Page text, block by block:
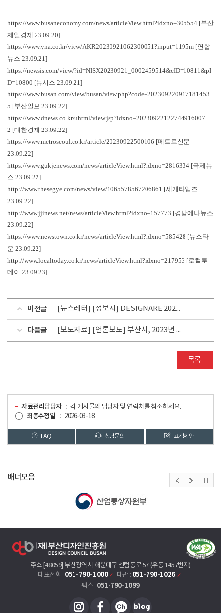
https://www.busaneconomy.com/news/articleView.html?idxno=305554 [부산
제일경제 23.09.20]
https://www.yna.co.kr/view/AKR20230921062300051?input=1195m [연합
뉴스 23.09.21]
https://newsis.com/view/?id=NISX20230921_0002459514&cID=10811&pI
D=10800 [뉴시스 23.09.21]
https://www.busan.com/view/busan/view.php?code=202309220917181453
5 [부산일보 23.09.22]
https://www.dnews.co.kr/uhtml/view.jsp?idxno=20230922122744916007
2 [대한경제 23.09.22]
https://www.metroseoul.co.kr/article/20230922500106 [메트로신문
23.09.22]
https://www.gukjenews.com/news/articleView.html?idxno=2816334 [국제뉴
스 23.09.22]
http://www.thesegye.com/news/view/1065578567206861 [세게타임즈
23.09.22]
http://www.jjinews.net/news/articleView.html?idxno=157773 [경남에나뉴스
23.09.22]
https://www.newstown.co.kr/news/articleView.html?idxno=585428 [뉴스타
운 23.09.22]
http://www.localtoday.co.kr/news/articleView.html?idxno=217953 [로컬투
데이 23.09.23]
이전글 [뉴스레터] [정보지] DESIGNARE 2023.09.(Vol.13)
다음글 [보도자료] [언론보도] 부산시, 2023년 하반기 공공기관 통합채용 시작
목록
자료관리담당자
각 게시물의 담당자 및 연락처를 참조하세요.
최종수정일
2026-03-18
FAQ 상담문의 고객제안
배너모음
주소 [48059] 부산광역시 해운대구 센텀동로 57 (우동 1457번지)
대표전화 : 051-790-1000 대관 : 051-790-1026
팩스 : 051-790-1099